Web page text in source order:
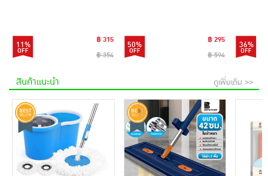
11%
฿ 315
฿ 354
50%
฿ 295
฿ 594
36%
สินค้าแนะนำ ดูเพิ่มเติม >>